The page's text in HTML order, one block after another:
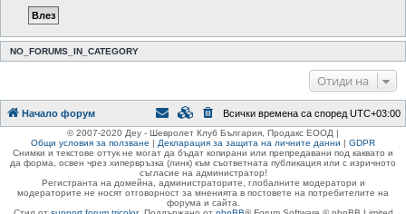
NO_FORUMS_IN_CATEGORY
Отиди на
Начало форум Всички времена са според UTC+03:00
© 2007-2020 Деу - Шевролет Клуб България, Продакс ЕООД |
Общи условия за ползване | Декларация за защита на личните данни | GDPR
Снимки и текстове оттук не могат да бъдат копирани или препредавани под каквато и
да форма, освен чрез хипервръзка (линк) към съответната публикация или с изричното
съгласие на администратор!
Регистранта на домейна, администраторите, глобалните модератори и
модераторите не носят отговорност за мненията в постовете на потребителите на
форума и сайта.